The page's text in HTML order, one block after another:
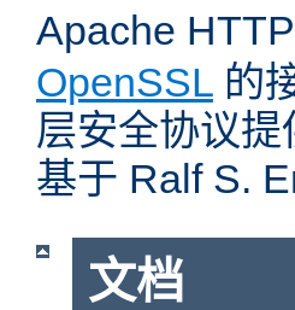
Apache
OpenSSL 的
层安全协议
基于 Ralf S.
文档